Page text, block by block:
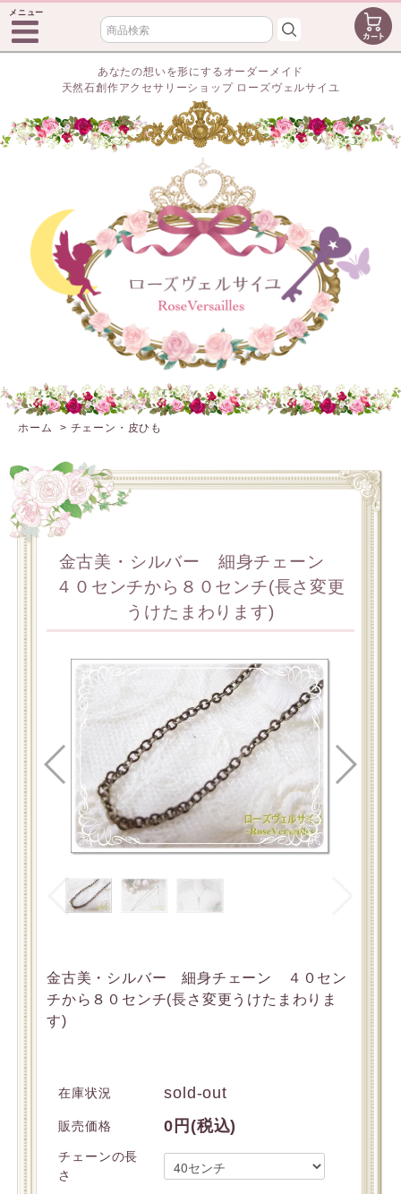
メニュー
あなたの想いを形にするオーダーメイド
天然石創作アクセサリーショップ ローズヴェルサイユ
ホーム > チェーン・皮ひも
金古美・シルバー 細身チェーン
４０センチから８０センチ(長さ変更
うけたまわります)
金古美・シルバー 細身チェーン ４０セン
チから８０センチ(長さ変更うけたまわりま
す)
在庫状況 sold-out
販売価格 0円(税込)
チェーンの長
さ